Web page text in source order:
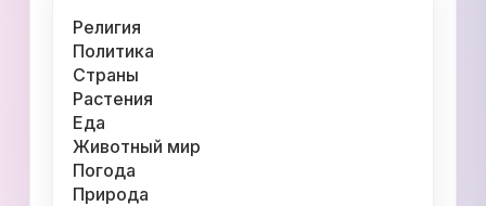
Религия
Политика
Страны
Растения
Еда
Животный мир
Погода
Природа